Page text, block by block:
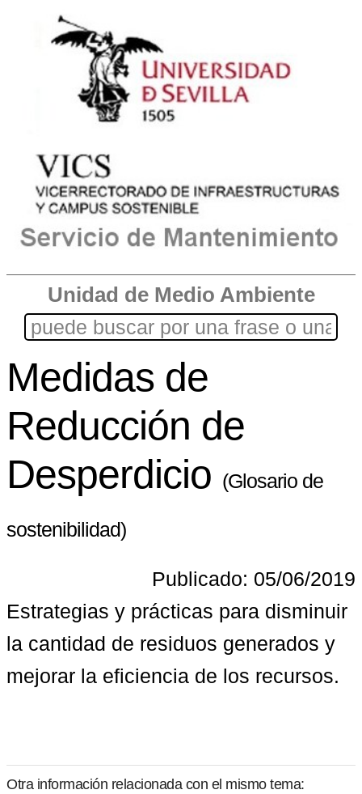
Unidad de Medio Ambiente
Medidas de
Reducción de
Desperdicio (Glosario de
sostenibilidad)
Publicado: 05/06/2019
Estrategias y prácticas para disminuir
la cantidad de residuos generados y
mejorar la eficiencia de los recursos.
Otra información relacionada con el mismo tema: